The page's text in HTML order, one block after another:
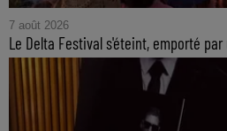
7 août 2026
Le Delta Festival s'éteint, emporté